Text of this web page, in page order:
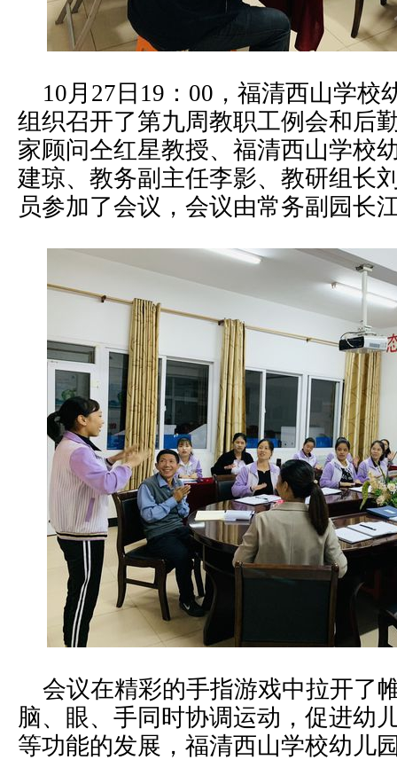
10月27日19：00，福清西山学校
组织召开了第九周教职工例会和后
家顾问仝红星教授、福清西山学校
建琼、教务副主任李影、教研组长
员参加了会议，会议由常务副园长
会议在精彩的手指游戏中拉开了
脑、眼、手同时协调运动，促进幼
等功能的发展，福清西山学校幼儿